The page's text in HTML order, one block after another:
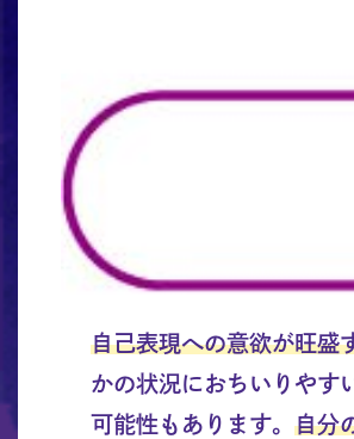
自己表現への意欲が旺盛
かの状況におちいりやす
可能性もあります。 自分